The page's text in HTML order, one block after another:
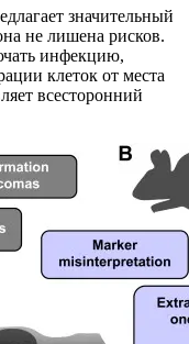
значительный
не лишена рисков.
инфекцию,
клеток от места
всесторонний